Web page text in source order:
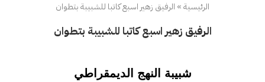
الرئيسية» الرفيق زهير اسبع كاتبا للشبيبة بتطوان
الرفيق زهير اسبع كاتبا للشبيبة بتطوان
شبيبة النهج الديمقراطي